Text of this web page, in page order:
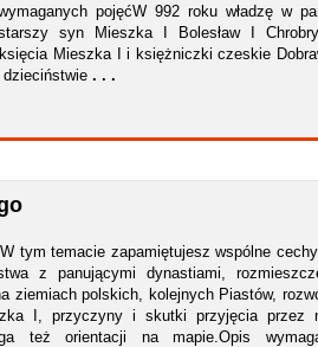
pojęćW 992 roku władzę w
syn Mieszka I Bolesław I Chrobry
Mieszka I i księżniczki czeskie
. . .
tym temacie zapamiętujesz wspólne
z panującymi dynastiami,
ziemiach polskich, kolejnych Piastów,
I, przyczyny i skutki przyjęcia przez
też orientacji na mapie.Opis